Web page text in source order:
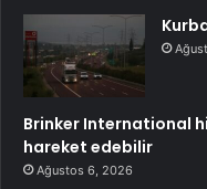
Brinker International
hareket edebilir
Ağustos 6, 2026